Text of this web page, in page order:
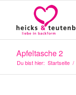
Apfeltasche 2
Du bist hier: Startseite /